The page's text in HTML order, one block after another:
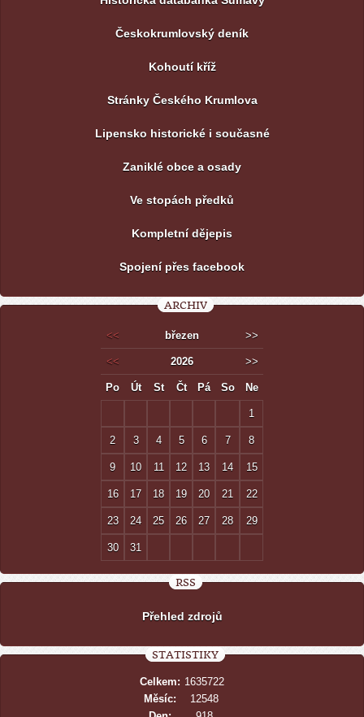
Českokrumlovský deník
Kohoutí kříž
Stránky Českého Krumlova
Lipensko historické i současné
Zaniklé obce a osady
Ve stopách předků
Kompletní dějepis
Spojení přes facebook
ARCHIV
<< březen >>
<< 2026 >>
Po Út St Čt Pá So Ne
1
2 3 4 5 6 7 8
9 10 11 12 13 14 15
16 17 18 19 20 21 22
23 24 25 26 27 28 29
30 31
RSS
Přehled zdrojů
STATISTIKY
Celkem: 1635722
Měsíc:
12548